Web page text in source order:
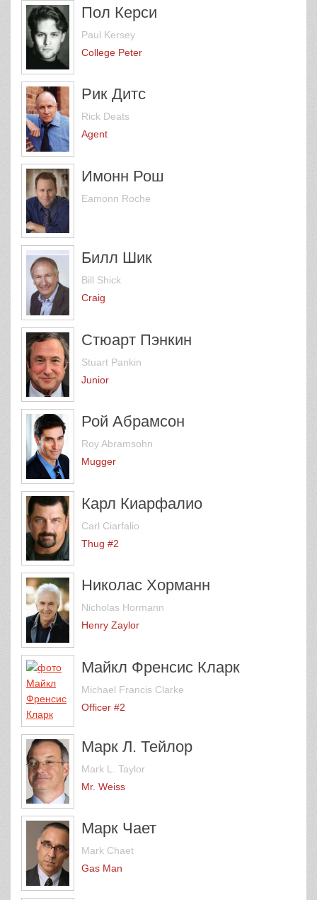
Пол Керси
Paul Kersey
College Peter
Рик Дитс
Rick Deats
Agent
Имонн Рош
Eamonn Roche
Билл Шик
Bill Shick
Craig
Стюарт Пэнкин
Stuart Pankin
Junior
Рой Абрамсон
Roy Abramsohn
Mugger
Карл Киарфалио
Carl Ciarfalio
Thug #2
Николас Хорманн
Nicholas Hormann
Henry Zaylor
Майкл Френсис Кларк
Michael Francis Clarke
Officer #2
Марк Л. Тейлор
Mark L. Taylor
Mr. Weiss
Марк Чает
Mark Chaet
Gas Man